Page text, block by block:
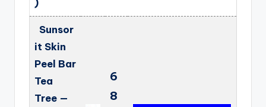
)
Sunsor
it Skin
Peel Bar
Tea
Tree —
6
8